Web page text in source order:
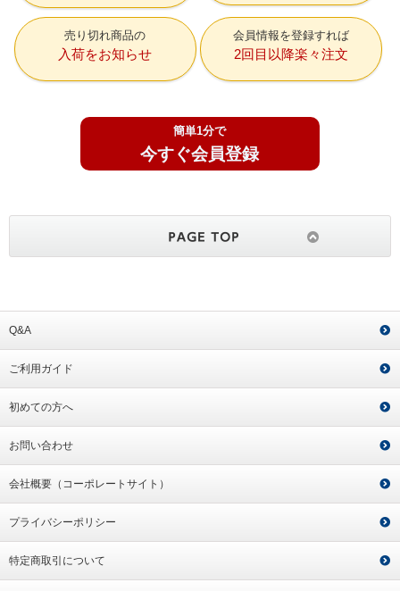
売り切れ商品の
入荷をお知らせ
会員情報を登録すれば
2回目以降楽々注文
簡単1分で
今すぐ会員登録
Q&A
ご利用ガイド
初めての方へ
お問い合わせ
会社概要（コーポレートサイト）
プライバシーポリシー
特定商取引について